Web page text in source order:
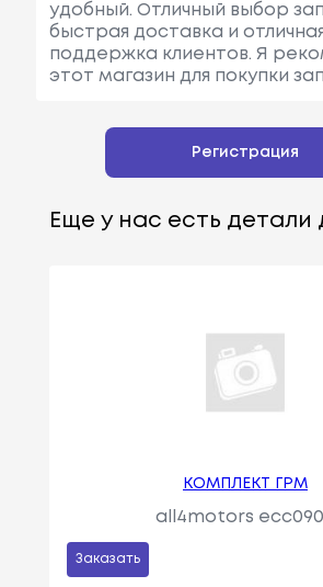
удобный. Отличный выбор
быстрая доставка и
поддержка клиентов. Я
этот магазин для покупки
Регистрация
Еще у нас есть детали
КОМПЛЕКТ ГРМ
all4motors
Заказать